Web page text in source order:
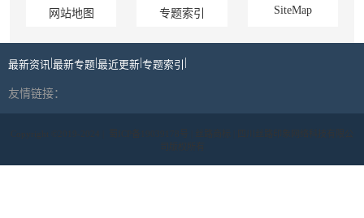
网站地图 专题索引 SiteMap
最新资讯 最新专题 最近更新 专题索引
友情链接：